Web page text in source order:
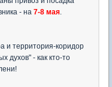
- на 7-8 мая.
и территория-коридор
духов" - как кто-то